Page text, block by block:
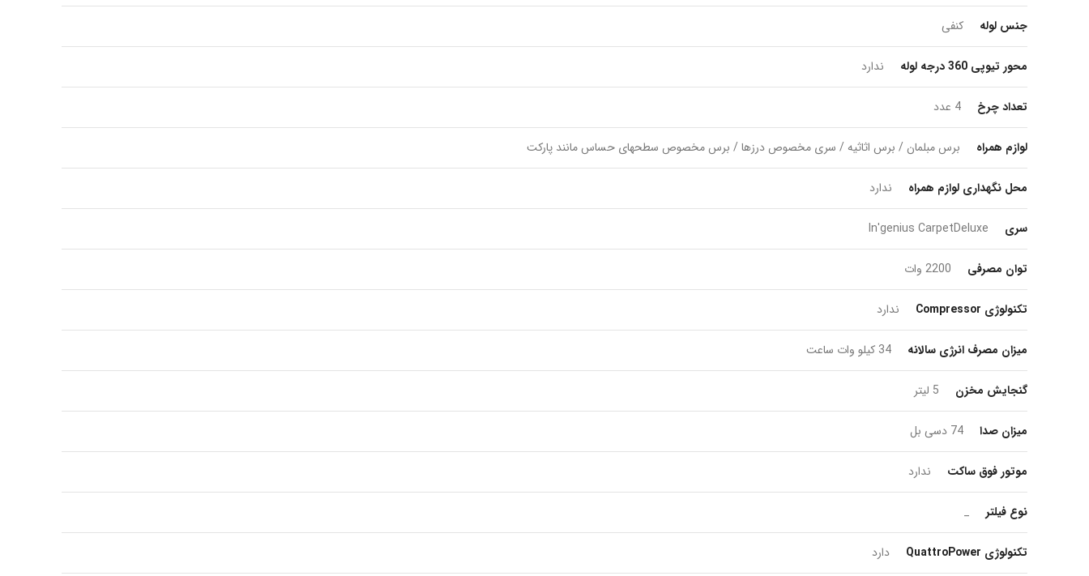
جنس لوله کنفی
محور تیوپی 360 درجه لوله ندارد
تعداد چرخ 4 عدد
لوازم همراه برس مبلمان / برس اثاثیه / سری مخصوص درزها / برس مخصوص سطحهای حساس مانند پارکت
محل نگهداری لوازم همراه ندارد
سری In'genius CarpetDeluxe
توان مصرفی 2200 وات
تکنولوژی Compressor ندارد
میزان مصرف انرژی سالانه 34 کیلو وات ساعت
گنجایش مخزن 5 لیتر
میزان صدا 74 دسی بل
موتور فوق ساکت ندارد
نوع فیلتر _
تکنولوژی QuattroPower دارد